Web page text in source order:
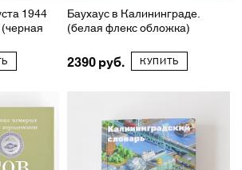
1944
Баухаус в Калининграде.
(белая флекс обложка)
2390 КУПИТЬ